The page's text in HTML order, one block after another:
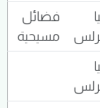
فضائل
مسيحية